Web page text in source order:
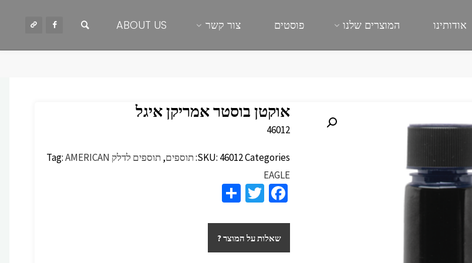
אודותינו המוצרים שלנו פוסטים צור קשר ABOUT US
אוקטן בוסטר אמריקן איגל
46012
SKU: 46012Categories: תוספים, תוספים לדלק Tag:AMERICAN
EAGLE
Fa
b
o
T
tt
er
ar
eשאלות על המוצר ?